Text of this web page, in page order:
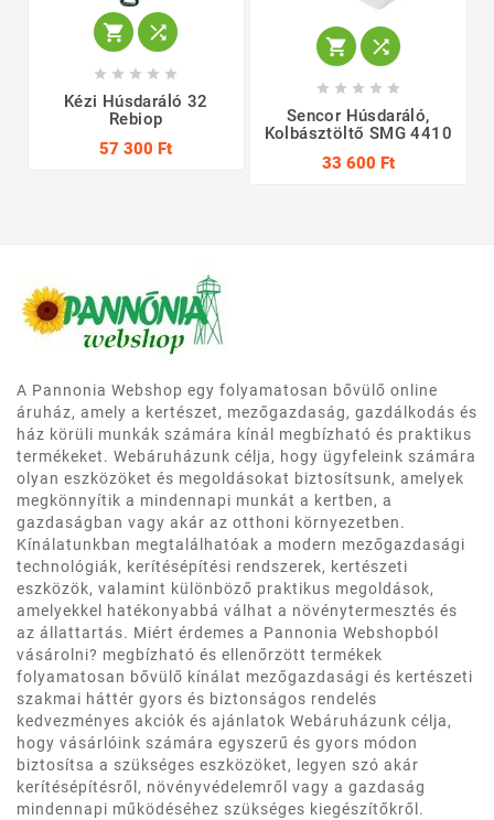
 
    
Kézi Húsdaráló 32
Rebiop
57 300 Ft
 
    
Sencor Húsdaráló,
Kolbásztöltő SMG 4410
33 600 Ft
A Pannonia Webshop egy folyamatosan bővülő online
áruház, amely a kertészet, mezőgazdaság, gazdálkodás és
ház körüli munkák számára kínál megbízható és praktikus
termékeket. Webáruházunk célja, hogy ügyfeleink számára
olyan eszközöket és megoldásokat biztosítsunk, amelyek
megkönnyítik a mindennapi munkát a kertben, a
gazdaságban vagy akár az otthoni környezetben.
Kínálatunkban megtalálhatóak a modern mezőgazdasági
technológiák, kerítésépítési rendszerek, kertészeti
eszközök, valamint különböző praktikus megoldások,
amelyekkel hatékonyabbá válhat a növénytermesztés és
az állattartás. Miért érdemes a Pannonia Webshopból
vásárolni? megbízható és ellenőrzött termékek
folyamatosan bővülő kínálat mezőgazdasági és kertészeti
szakmai háttér gyors és biztonságos rendelés
kedvezményes akciók és ajánlatok Webáruházunk célja,
hogy vásárlóink számára egyszerű és gyors módon
biztosítsa a szükséges eszközöket, legyen szó akár
kerítésépítésről, növényvédelemről vagy a gazdaság
mindennapi működéséhez szükséges kiegészítőkről.